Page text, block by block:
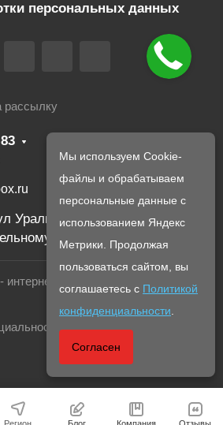
персональных данных
рассылку
Уральская, 134Б
созвону с менеджером)
магазин печей и
Мы используем Cookie-
файлы и обрабатываем
персональные данные с
использованием Яндекс
Метрики. Продолжая
пользоваться сайтом, вы
соглашаетесь с Политикой
конфиденциальности
Согласен